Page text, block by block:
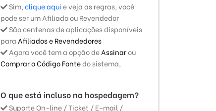
Sim,clique aquie veja as regras, você
pode ser um Afiliado ou Revendedor
São centenas de aplicações disponíveis
para Afiliados e Revendedores
Agora você tem a opção deAssinarou
Comprar o Código Fontedo sistema,
O que está incluso na hospedagem?
Suporte On-line / Ticket / E-mail /